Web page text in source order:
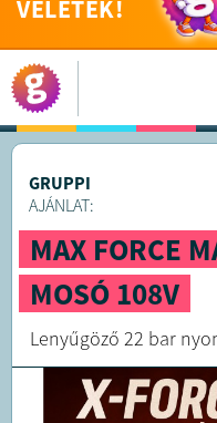
VELETEK!
GRUPPI
AJÁNLAT:
MAX FORCE
MOSÓ 108V
Lenyűgöző 22 bar